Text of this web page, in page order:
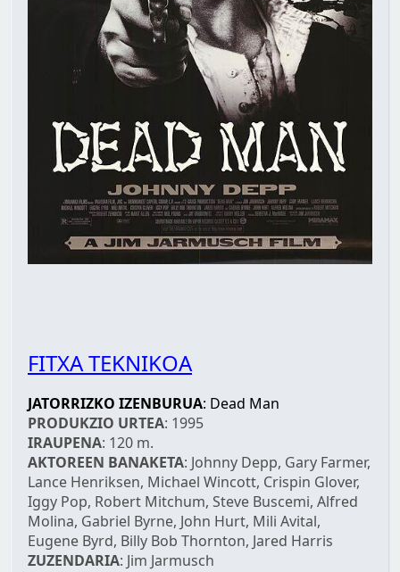
FITXA TEKNIKOA
JATORRIZKO IZENBURUA: Dead Man
PRODUKZIO URTEA: 1995
IRAUPENA: 120 m.
AKTOREEN BANAKETA: Johnny Depp, Gary Farmer,
Lance Henriksen, Michael Wincott, Crispin Glover,
Iggy Pop, Robert Mitchum, Steve Buscemi, Alfred
Molina, Gabriel Byrne, John Hurt, Mili Avital,
Eugene Byrd, Billy Bob Thornton, Jared Harris
ZUZENDARIA: Jim Jarmusch